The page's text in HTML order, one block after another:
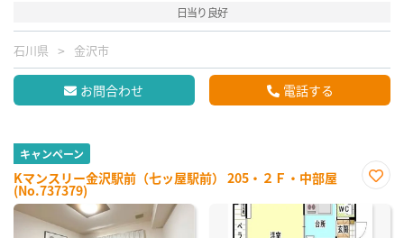
日当り良好
石川県 金沢市
お問合わせ 電話する
キャンペーン
Kマンスリー金沢駅前（七ッ屋駅前） 205・２Ｆ・中部屋
(No.737379)
に入
り登
録